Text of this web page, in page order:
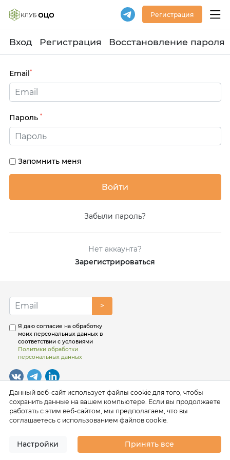
Регистрация
Вход Регистрация Восстановление пароля
Email*
Пароль *
Запомнить меня
Забыли пароль?
Нет аккаунта?
Зарегистрироваться
>
Я даю согласие на обработку
моих персональных данных в
соответствии с условиями
Политики обработки
персональных данных
Данный веб-сайт использует файлы cookie для того, чтобы
сохранить данные на вашем компьютере. Если вы продолжаете
работать с этим веб-сайтом, мы предполагаем, что вы
соглашаетесь с использованием файлов cookie.
Настройки Принять все